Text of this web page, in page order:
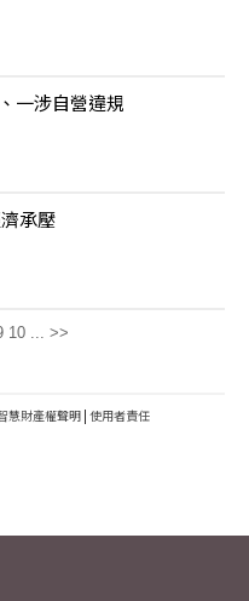
一涉自營違規
承壓
10 ... >>
慧財產權聲明 | 使用者責任